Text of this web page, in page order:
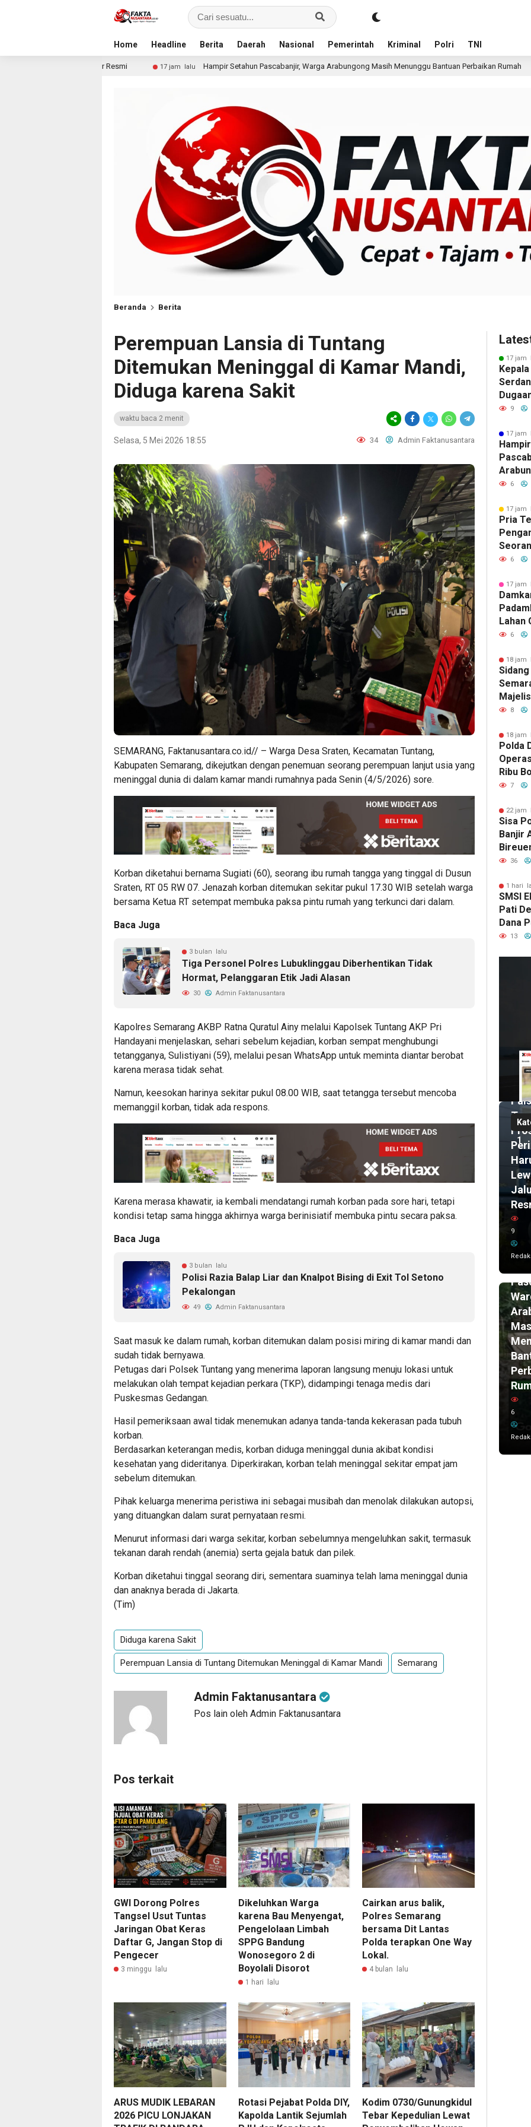
Home Headline Berita Daerah Nasional Pemerintah Kriminal Polri TNI
17 jam lalu Hampir Setahun Pascabanjir, Warga Arabungong Masih Menunggu Bantuan Perbaikan Rumah 17 jam lalu Pria
Beranda Berita
Perempuan Lansia di Tuntang
Ditemukan Meninggal di Kamar Mandi,
Diduga karena Sakit
waktu baca 2 menit
Selasa, 5 Mei 2026 18:55 34 Admin Faktanusantara
SEMARANG, Faktanusantara.co.id// – Warga Desa Sraten, Kecamatan Tuntang,
Kabupaten Semarang, dikejutkan dengan penemuan seorang perempuan lanjut usia yang
meninggal dunia di dalam kamar mandi rumahnya pada Senin (4/5/2026) sore.
Korban diketahui bernama Sugiati (60), seorang ibu rumah tangga yang tinggal di Dusun
Sraten, RT 05 RW 07. Jenazah korban ditemukan sekitar pukul 17.30 WIB setelah warga
bersama Ketua RT setempat membuka paksa pintu rumah yang terkunci dari dalam.
Baca Juga
3 bulan lalu
Tiga Personel Polres Lubuklinggau Diberhentikan Tidak
Hormat, Pelanggaran Etik Jadi Alasan
30 Admin Faktanusantara
Kapolres Semarang AKBP Ratna Quratul Ainy melalui Kapolsek Tuntang AKP Pri
Handayani menjelaskan, sehari sebelum kejadian, korban sempat menghubungi
tetangganya, Sulistiyani (59), melalui pesan WhatsApp untuk meminta diantar berobat
karena merasa tidak sehat.
Namun, keesokan harinya sekitar pukul 08.00 WIB, saat tetangga tersebut mencoba
memanggil korban, tidak ada respons.
Karena merasa khawatir, ia kembali mendatangi rumah korban pada sore hari, tetapi
kondisi tetap sama hingga akhirnya warga berinisiatif membuka pintu secara paksa.
Baca Juga
3 bulan lalu
Polisi Razia Balap Liar dan Knalpot Bising di Exit Tol Setono
Pekalongan
49 Admin Faktanusantara
Saat masuk ke dalam rumah, korban ditemukan dalam posisi miring di kamar mandi dan
sudah tidak bernyawa.
Petugas dari Polsek Tuntang yang menerima laporan langsung menuju lokasi untuk
melakukan olah tempat kejadian perkara (TKP), didampingi tenaga medis dari
Puskesmas Gedangan.
Hasil pemeriksaan awal tidak menemukan adanya tanda-tanda kekerasan pada tubuh
korban.
Berdasarkan keterangan medis, korban diduga meninggal dunia akibat kondisi
kesehatan yang dideritanya. Diperkirakan, korban telah meninggal sekitar empat jam
sebelum ditemukan.
Pihak keluarga menerima peristiwa ini sebagai musibah dan menolak dilakukan autopsi,
yang dituangkan dalam surat pernyataan resmi.
Menurut informasi dari warga sekitar, korban sebelumnya mengeluhkan sakit, termasuk
tekanan darah rendah (anemia) serta gejala batuk dan pilek.
Korban diketahui tinggal seorang diri, sementara suaminya telah lama meninggal dunia
dan anaknya berada di Jakarta.
(Tim)
Diduga karena Sakit
Perempuan Lansia di Tuntang Ditemukan Meninggal di Kamar Mandi Semarang
Admin Faktanusantara
Pos lain oleh Admin Faktanusantara
Pos terkait
GWI Dorong Polres
Tangsel Usut Tuntas
Jaringan Obat Keras
Daftar G, Jangan Stop di
Pengecer
3 minggu lalu
Dikeluhkan Warga
karena Bau Menyengat,
Pengelolaan Limbah
SPPG Bandung
Wonosegoro 2 di
Boyolali Disorot
1 hari lalu
Cairkan arus balik,
Polres Semarang
bersama Dit Lantas
Polda terapkan One Way
Lokal.
4 bulan lalu
ARUS MUDIK LEBARAN
2026 PICU LONJAKAN
Rotasi Pejabat Polda DIY,
Kapolda Lantik Sejumlah
Kodim 0730/Gunungkidul
Tebar Kepedulian Lewat
17 jam
Jalur
9
17 jam
6
17 jam
Pria
Medan
6
17 jam
Lahan
6
18 jam
8
18 jam
Polda
Ribu
7
22 jam
Sisa
Banjir
36
1 hari
SMSI
Pati
Dana
Hanya
13
1
Izin
9
6